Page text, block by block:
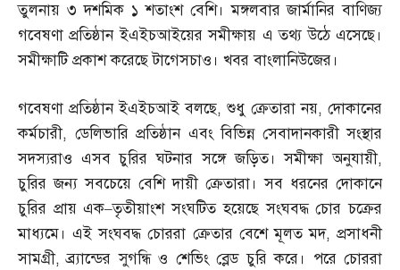
তুলনায় ৩ দশমিক ১ শতাংশ বেশি। মঙ্গলবার জার্মানির বাণিজ্য
গবেষণা প্রতিষ্ঠান ইএইচআইয়ের সমীক্ষায় এ তথ্য উঠে এসেছে।
সমীক্ষাটি প্রকাশ করেছে টাগেসচাও। খবর বাংলানিউজের।
গবেষণা প্রতিষ্ঠান ইএইচআই বলছে, শুধু ক্রেতারা নয়, দোকানের
কর্মচারী, ডেলিভারি প্রতিষ্ঠান এবং বিভিন্ন সেবাদানকারী সংস্থার
সদস্যরাও এসব চুরির ঘটনার সঙ্গে জড়িত। সমীক্ষা অনুযায়ী,
চুরির জন্য সবচেয়ে বেশি দায়ী ক্রেতারা। সব ধরনের দোকানে
চুরির প্রায় এক–তৃতীয়াংশ সংঘটিত হয়েছে সংঘবদ্ধ চোর চক্রের
মাধ্যমে। এই সংঘবদ্ধ চোররা ক্রেতার বেশে মূলত মদ, প্রসাধনী
সামগ্রী,ব্র্যান্ডের সুগন্ধি ও শেভিং ব্লেড চুরি করে। পরে চোররা